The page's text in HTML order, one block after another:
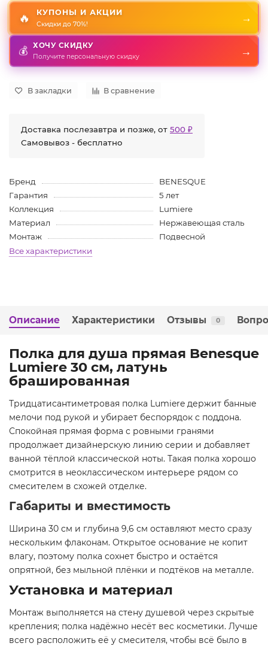
🔥 КУПОНЫ И АКЦИИ
Скидки до 70%!
→
💰 ХОЧУ СКИДКУ
Получите персональную скидку →
В закладки В сравнение
Доставка послезавтра и позже, от 500 ₽
Самовывоз - бесплатно
Бренд
BENESQUE
Гарантия
5 лет
Коллекция
Lumiere
Материал
Нержавеющая сталь
Монтаж
Подвесной
Все характеристики
Описание Характеристики Отзывы 0
Полка для душа прямая Benesque
Lumiere 30 см, латунь
брашированная
Тридцатисантиметровая полка Lumiere держит банные
мелочи под рукой и убирает беспорядок с поддона.
Спокойная прямая форма с ровными гранями
продолжает дизайнерскую линию серии и добавляет
ванной тёплой классической ноты. Такая полка хорошо
смотрится в неоклассическом интерьере рядом со
смесителем в схожей отделке.
Габариты и вместимость
Ширина 30 см и глубина 9,6 см оставляют место сразу
нескольким флаконам. Открытое основание не копит
влагу, поэтому полка сохнет быстро и остаётся
опрятной, без мыльной плёнки и подтёков на металле.
Установка и материал
Монтаж выполняется на стену душевой через скрытые
крепления; полка надёжно несёт вес косметики. Лучше
всего расположить её у смесителя, чтобы всё было в